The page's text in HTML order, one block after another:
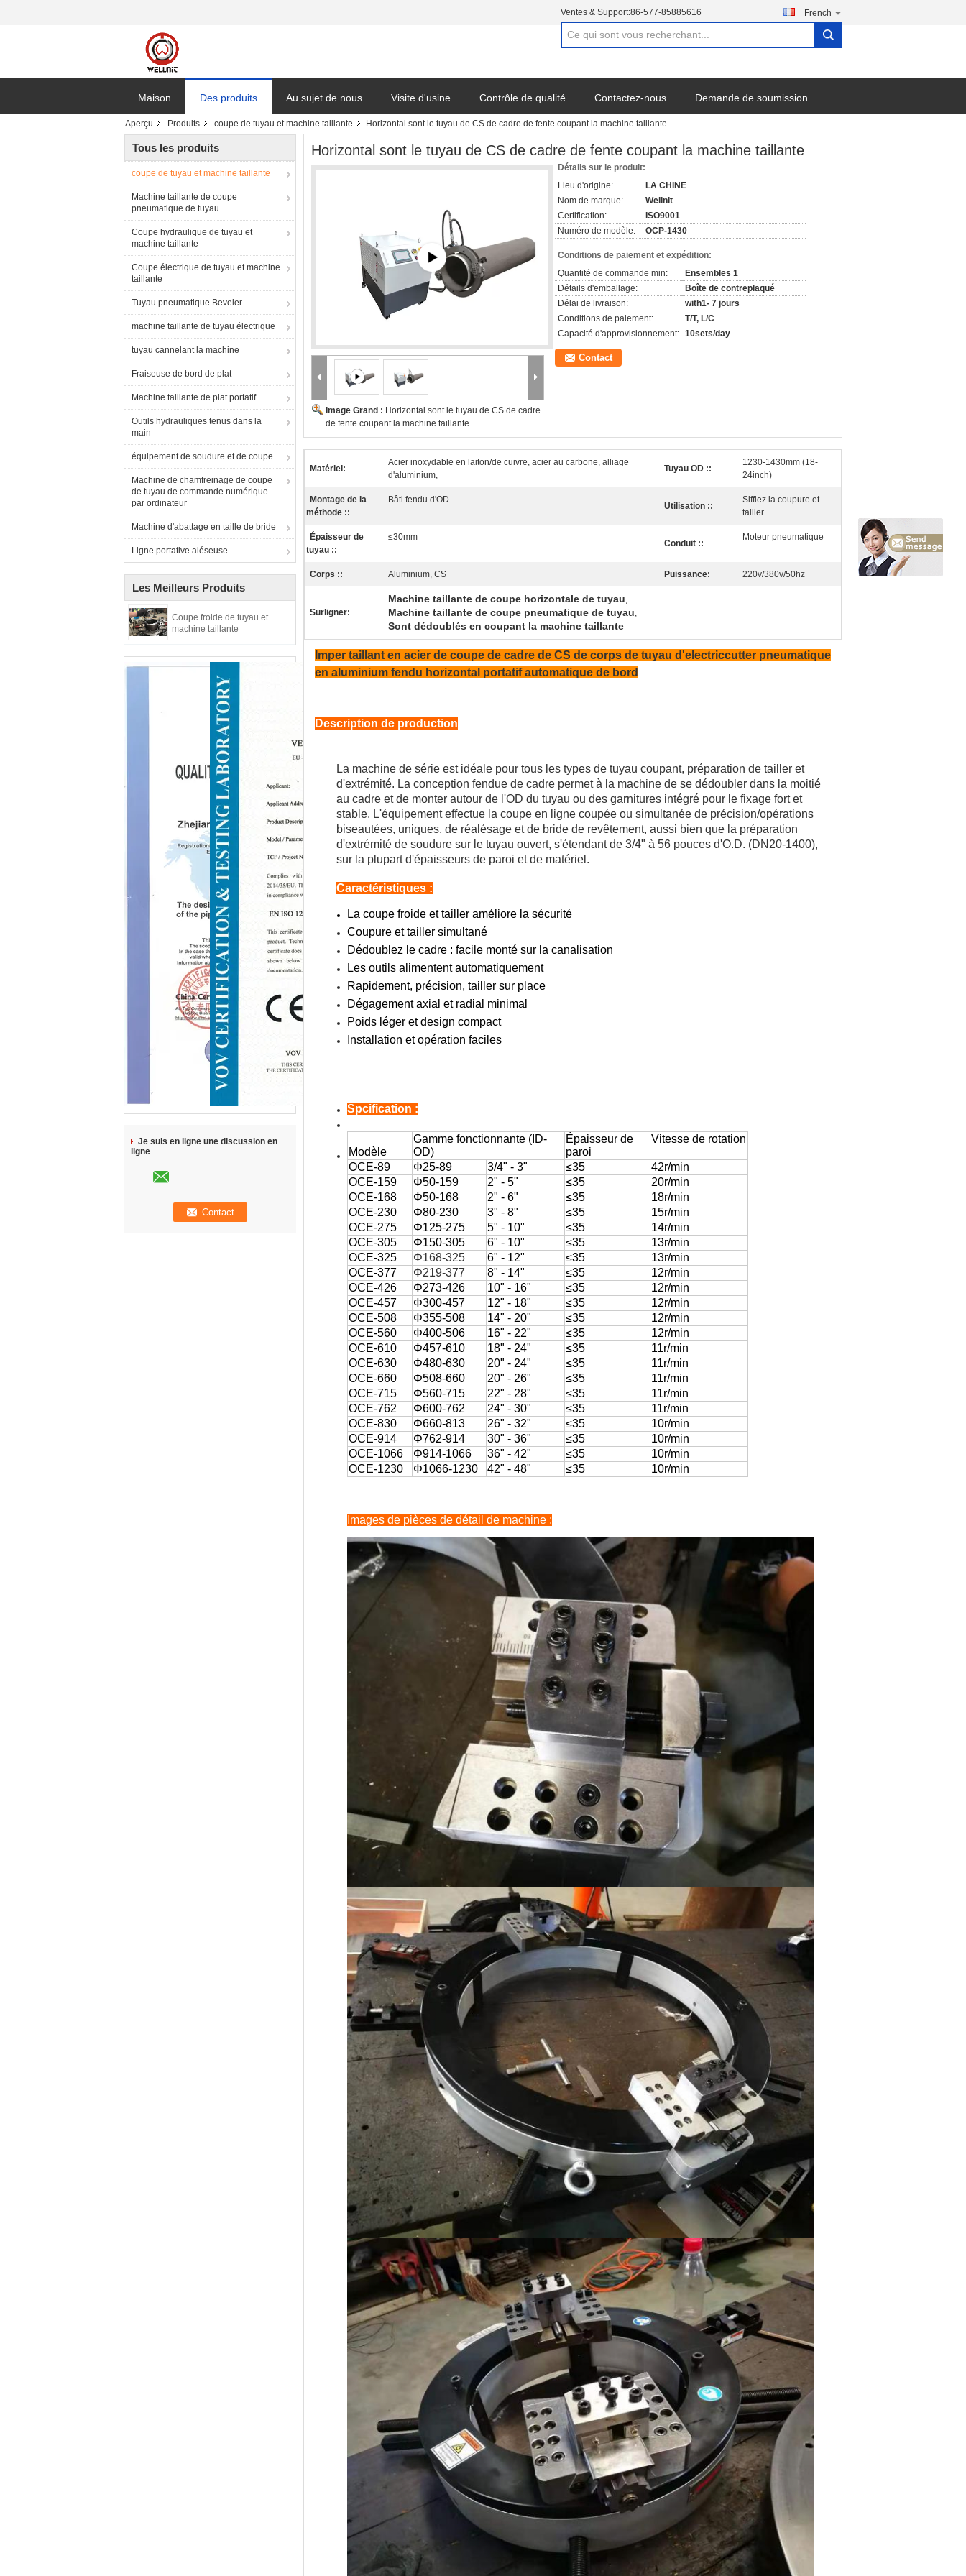
Nous vous rappellerons bientôt!
SOUMETTRE
Ventes & Support:86-577-85885616 French
search
Maison Des produits Au sujet de nous Visite d'usine Contrôle de qualité Contactez-nous Demande de soumission
Aperçu Produits coupe de tuyau et machine taillante Horizontal sont le tuyau de CS de cadre de fente coupant la machine taillante
Tous les produits
coupe de tuyau et machine taillante
Machine taillante de coupe
pneumatique de tuyau
Coupe hydraulique de tuyau et
machine taillante
Coupe électrique de tuyau et machine
taillante
Tuyau pneumatique Beveler
machine taillante de tuyau électrique
tuyau cannelant la machine
Fraiseuse de bord de plat
Machine taillante de plat portatif
Outils hydrauliques tenus dans la
main
équipement de soudure et de coupe
Machine de chamfreinage de coupe
de tuyau de commande numérique
par ordinateur
Machine d'abattage en taille de bride
Ligne portative aléseuse
Les Meilleurs Produits
Coupe froide de tuyau et
machine taillante
Je suis en ligne une discussion en
ligne
Horizontal sont le tuyau de CS de cadre de fente coupant la machine taillante
Image Grand : Horizontal sont le tuyau de CS de cadre
de fente coupant la machine taillante
Détails sur le produit:
Lieu d'origine:
LA CHINE
Nom de marque:
Wellnit
Certification:
ISO9001
Numéro de modèle:
OCP-1430
Conditions de paiement et expédition:
Quantité de commande min:
Ensembles 1
Détails d'emballage:
Boîte de contreplaqué
Délai de livraison:
with1- 7 jours
Conditions de paiement:
T/T, L/C
Capacité d'approvisionnement: 10sets/day
Contact
Matériel:
Acier inoxydable en laiton/de cuivre, acier au carbone, alliage
d'aluminium,
Tuyau OD ::
1230-1430mm (18-
24inch)
Montage de la
méthode ::
Bâti fendu d'OD
Utilisation ::
Sifflez la coupure et
tailler
Épaisseur de
tuyau ::
≤30mm
Conduit ::
Moteur pneumatique
Corps :: Aluminium, CS Puissance: 220v/380v/50hz
Surligner:
Machine taillante de coupe horizontale de tuyau,
Machine taillante de coupe pneumatique de tuyau,
Sont dédoublés en coupant la machine taillante
Imper taillant en acier de coupe de cadre de CS de corps de tuyau d'electriccutter pneumatique
en aluminium fendu horizontal portatif automatique de bord
Description de production
La machine de série est idéale pour tous les types de tuyau coupant, préparation de tailler et
d'extrémité. La conception fendue de cadre permet à la machine de se dédoubler dans la moitié
au cadre et de monter autour de l'OD du tuyau ou des garnitures intégré pour le fixage fort et
stable. L'équipement effectue la coupe en ligne coupée ou simultanée de précision/opérations
biseautées, uniques, de réalésage et de bride de revêtement, aussi bien que la préparation
d'extrémité de soudure sur le tuyau ouvert, s'étendant de 3/4" à 56 pouces d'O.D. (DN20-1400),
sur la plupart d'épaisseurs de paroi et de matériel.
Caractéristiques :
La coupe froide et tailler améliore la sécurité
Coupure et tailler simultané
Dédoublez le cadre : facile monté sur la canalisation
Les outils alimentent automatiquement
Rapidement, précision, tailler sur place
Dégagement axial et radial minimal
Poids léger et design compact
Installation et opération faciles
Spcification :
Modèle
Gamme fonctionnante (ID-
OD)
Épaisseur de
paroi
Vitesse de rotation
OCE-89 Φ25-89 3/4" - 3" ≤35
42r/min
OCE-159
Φ50-159 2" - 5" ≤35
20r/min
OCE-168
Φ50-168 2" - 6" ≤35
18r/min
OCE-230
Φ80-230 3" - 8" ≤35
15r/min
OCE-275
Φ125-275 5" - 10" ≤35
14r/min
OCE-305
Φ150-305 6" - 10" ≤35
13r/min
OCE-325
Φ168-325 6" - 12" ≤35
13r/min
OCE-377
Φ219-377 8" - 14" ≤35
12r/min
OCE-426
Φ273-426 10" - 16" ≤35
12r/min
OCE-457
Φ300-457 12" - 18" ≤35
12r/min
OCE-508
Φ355-508 14" - 20" ≤35
12r/min
OCE-560
Φ400-506 16" - 22" ≤35
12r/min
OCE-610
Φ457-610 18" - 24" ≤35
11r/min
OCE-630
Φ480-630 20" - 24" ≤35
11r/min
OCE-660
Φ508-660 20" - 26" ≤35
11r/min
OCE-715
Φ560-715 22" - 28" ≤35
11r/min
OCE-762
Φ600-762 24" - 30" ≤35
11r/min
OCE-830
Φ660-813 26" - 32" ≤35
10r/min
OCE-914
Φ762-914 30" - 36" ≤35
10r/min
OCE-1066
Φ914-1066 36" - 42" ≤35
10r/min
OCE-1230
Φ1066-1230 42" - 48" ≤35 10r/min
Images de pièces de détail de machine :